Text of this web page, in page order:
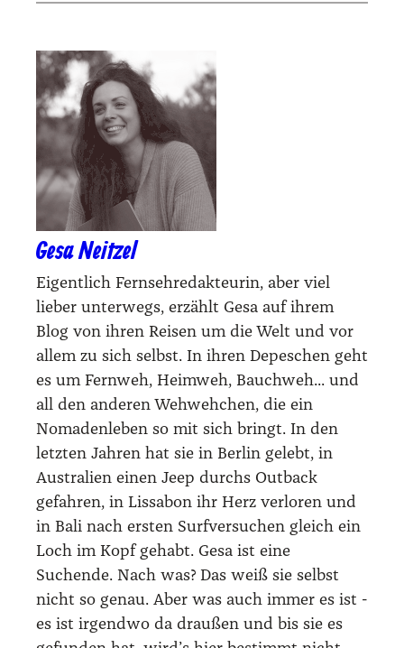
Gesa Neitzel
Eigentlich Fernsehredakteurin, aber viel
lieber unterwegs, erzählt Gesa auf ihrem
Blog von ihren Reisen um die Welt und vor
allem zu sich selbst. In ihren Depeschen geht
es um Fernweh, Heimweh, Bauchweh... und
all den anderen Wehwehchen, die ein
Nomadenleben so mit sich bringt. In den
letzten Jahren hat sie in Berlin gelebt, in
Australien einen Jeep durchs Outback
gefahren, in Lissabon ihr Herz verloren und
in Bali nach ersten Surfversuchen gleich ein
Loch im Kopf gehabt. Gesa ist eine
Suchende. Nach was? Das weiß sie selbst
nicht so genau. Aber was auch immer es ist -
es ist irgendwo da draußen und bis sie es